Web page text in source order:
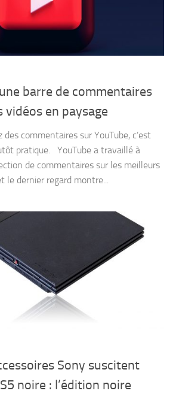
barre de commentaires
en paysage
des commentaires sur YouTube, c’est
pratique. YouTube a travaillé à
de commentaires sur les meilleurs
le dernier regard montre...
Sony suscitent
noire : l’édition noire